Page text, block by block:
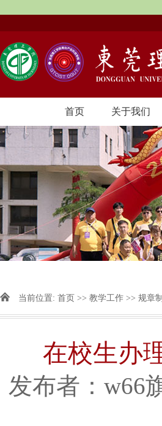
首页 关于我们
当前位置: 首页 >> 教学工作 >> 规章
在校生办
发布者：​w66